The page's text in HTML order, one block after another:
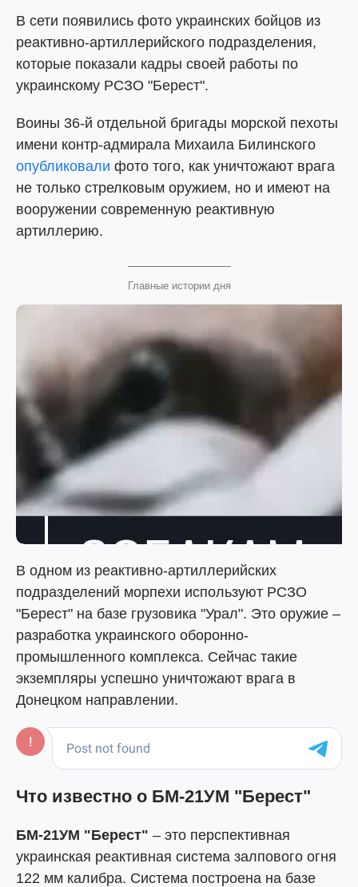
В сети появились фото украинских бойцов из
реактивно-артиллерийского подразделения,
которые показали кадры своей работы по
украинскому РСЗО "Берест".
Воины 36-й отдельной бригады морской пехоты
имени контр-адмирала Михаила Билинского
опубликовали фото того, как уничтожают врага
не только стрелковым оружием, но и имеют на
вооружении современную реактивную
артиллерию.
Главные истории дня
В одном из реактивно-артиллерийских
подразделений морпехи используют РСЗО
"Берест" на базе грузовика "Урал". Это оружие –
разработка украинского оборонно-
промышленного комплекса. Сейчас такие
экземпляры успешно уничтожают врага в
Донецком направлении.
Что известно о БМ-21УМ "Берест"
БМ-21УМ "Берест" – это перспективная
украинская реактивная система залпового огня
122 мм калибра. Система построена на базе